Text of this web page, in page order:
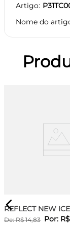
Artigo
Nome do
REFLECT NEW
De:R$ 14,83 Por: R$